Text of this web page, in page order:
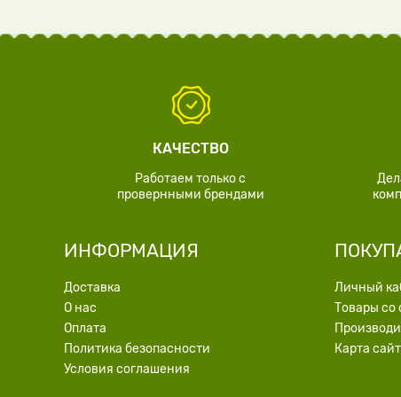
КАЧЕСТВО
Работаем только с
провернными брендами
ИНФОРМАЦИЯ
Доставка
О нас
Оплата
Политика безопасности
Условия соглашения
Личный
Товары со
Карта